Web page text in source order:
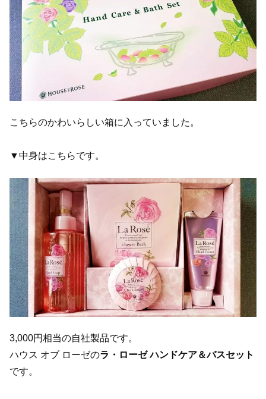
こちらのかわいらしい箱に入っていました。
▼中身はこちらです。
3,000円相当の自社製品です。
ハウス オブ ローゼのラ・ローゼ ハンドケア＆バスセット
です。